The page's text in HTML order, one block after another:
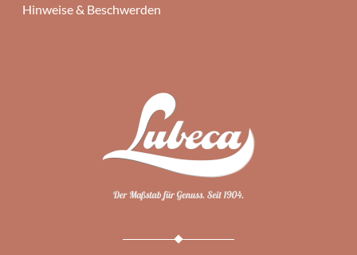
Hinweise & Beschwerden